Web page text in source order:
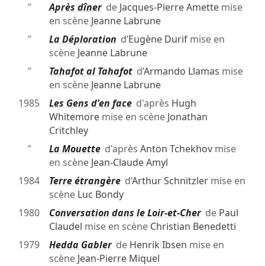
″
Après dînerde Jacques-Pierre Amettemise
en scène Jeanne Labrune
″
La Déploration d’Eugène Durifmise en
scène Jeanne Labrune
″
Tahafot al Tahafotd’Armando Llamas mise
en scène Jeanne Labrune
1985
Les Gens d'en faced'après Hugh
Whitemoremise en scène Jonathan
Critchley
″
La Mouetted'après Anton Tchekhovmise
en scène Jean-Claude Amyl
1984
Terre étrangèred’Arthur Schnitzlermise en
scène Luc Bondy
1980
Conversation dans le Loir-et-Cherde Paul
Claudel mise en scène Christian Benedetti
1979
Hedda Gablerde Henrik Ibsen mise en
scène Jean-Pierre Miquel